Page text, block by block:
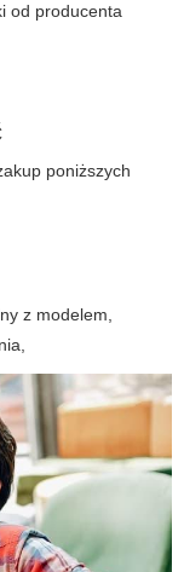
od producenta
poniższych
z modelem,